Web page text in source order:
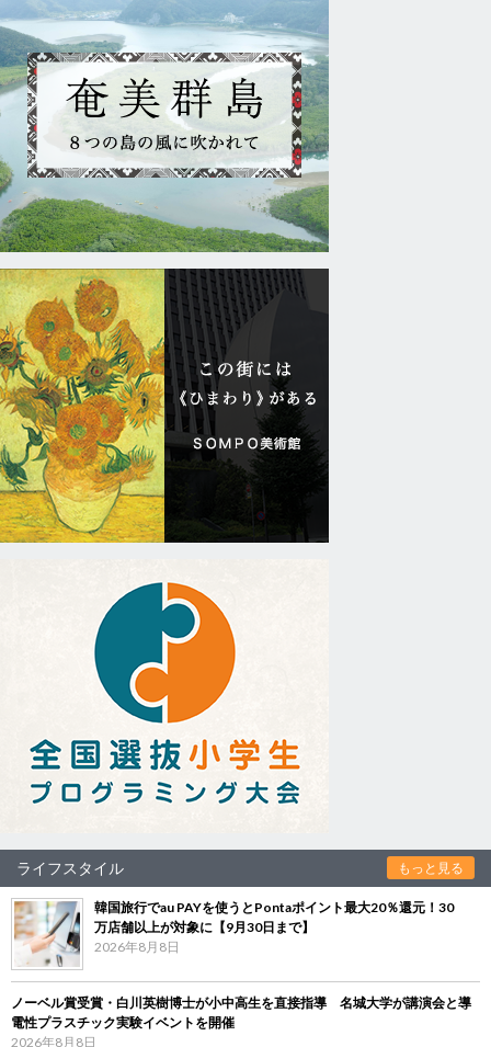
ライフスタイル もっと見る
韓国旅行でau PAYを使うとPontaポイント最大20％還元！30
万店舗以上が対象に【9月30日まで】
2026年8月8日
ノーベル賞受賞・白川英樹博士が小中高生を直接指導 名城大学が講演会と導
電性プラスチック実験イベントを開催
2026年8月8日